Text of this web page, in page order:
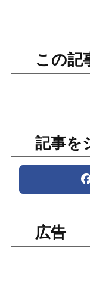
この記
記事を
広告